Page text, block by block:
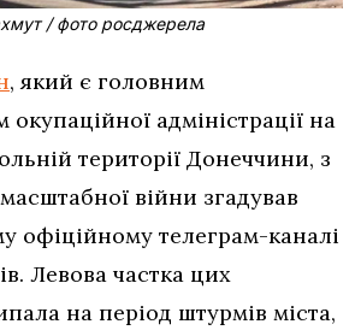
/ фото росджерела
, який є головним
адміністрації на
території Донеччини, з
війни згадував
офіційному телеграм-каналі
Левова частка цих
на період штурмів міста,